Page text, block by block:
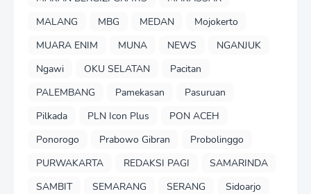
MALANG
MBG MEDAN
Mojokerto
MUARA ENIM
MUNA NEWS
NGANJUK
Ngawi
OKU SELATAN
Pacitan
PALEMBANG
Pamekasan
Pasuruan
Pilkada
PLN Icon Plus
PON ACEH
Ponorogo
Prabowo Gibran
Probolinggo
PURWAKARTA
REDAKSI PAGI
SAMARINDA
SAMBIT
SEMARANG SERANG
Sidoarjo